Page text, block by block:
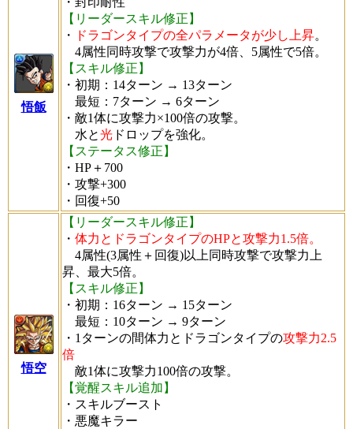
悟飯
【リーダースキル修正】
・
ドラゴンタイプの全パラメータが少し上昇。
4属性同時攻撃で攻撃力が4倍、5属性で5倍。
【スキル修正】
・初期：14ターン → 13ターン
最短：7ターン → 6ターン
・敵1体に攻撃力×100倍の攻撃。
水と光 ドロップを強化。
【ステータス修正】
・HP＋700
・攻撃+300
・回復+50
悟空
【リーダースキル修正】
・ 体力とドラゴンタイプのHPと攻撃力1.5倍。
4属性(3属性＋回復)以上同時攻撃で攻撃力上
昇、最大5倍。
【スキル修正】
・初期：16ターン → 15ターン
最短：10ターン → 9ターン
・1ターンの間体力とドラゴンタイプの攻撃力2.5
倍
敵1体に攻撃力100倍の攻撃。
【覚醒スキル追加】
・スキルブースト
・悪魔キラー